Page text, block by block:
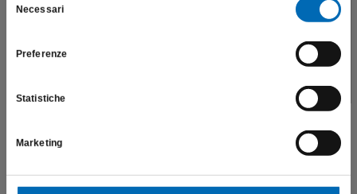
delNecessari
Preferenze
Statistiche
MarketingScopri di più